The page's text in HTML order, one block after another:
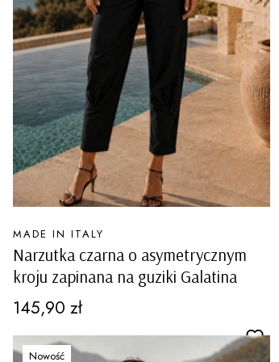
Narzutka czarna o asymetrycznym
kroju zapinana na guziki Galatina
PRODUCENT
MADE IN ITALY
Cena
145,90 zł
Nowość